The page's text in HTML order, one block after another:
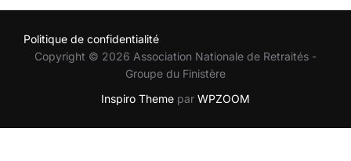
Politique de confidentialité
Copyright © 2026 Association Nationale de Retraités -
Groupe du Finistère
Inspiro Theme par WPZOOM